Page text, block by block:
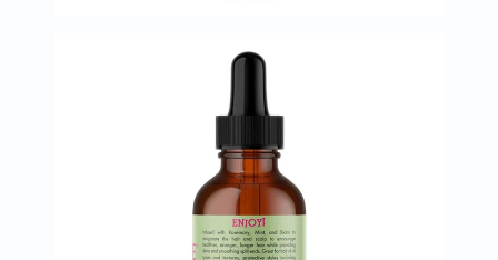
مالتي
فيتامين
فيتامين
أ
فيتامين
ب
فيتامين